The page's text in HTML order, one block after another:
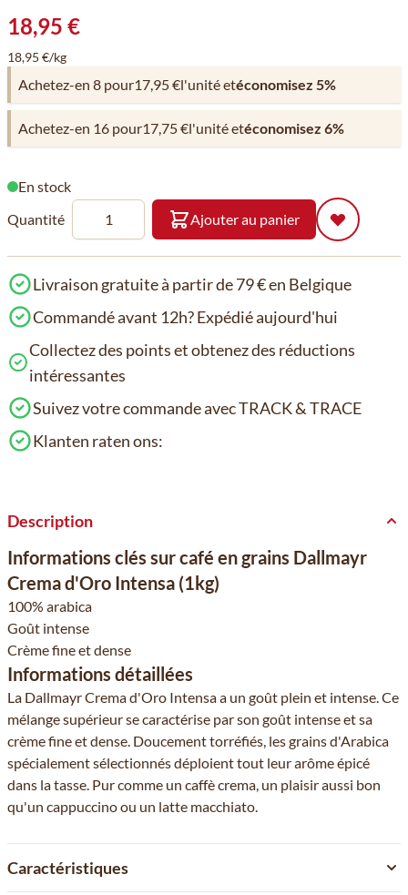
18,95 €
18,95 €/kg
Achetez-en 8 pour17,95 €l'unité etéconomisez 5%
Achetez-en 16 pour17,75 €l'unité etéconomisez 6%
En stock
Quantité
Ajouter au panier
Livraison gratuite à partir de 79 € en Belgique
Commandé avant 12h? Expédié aujourd'hui
Collectez des points et obtenez des réductions
intéressantes
Suivez votre commande avec TRACK & TRACE
Klanten raten ons:
Description
Informations clés sur café en grains Dallmayr
Crema d'Oro Intensa (1kg)
100% arabica
Goût intense
Crème fine et dense
Informations détaillées
La Dallmayr Crema d'Oro Intensa a un goût plein et intense. Ce
mélange supérieur se caractérise par son goût intense et sa
crème fine et dense. Doucement torréfiés, les grains d'Arabica
spécialement sélectionnés déploient tout leur arôme épicé
dans la tasse. Pur comme un caffè crema, un plaisir aussi bon
qu'un cappuccino ou un latte macchiato.
Caractéristiques